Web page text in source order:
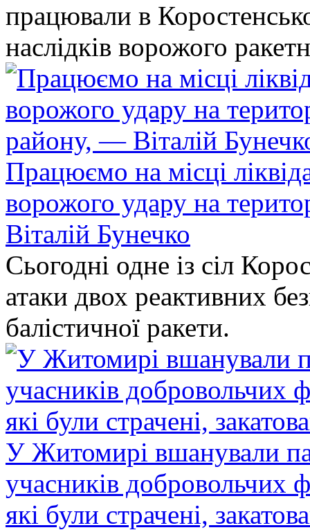
працювали в
наслідків ворожого
Працюємо на місці
ворожого удару на
Віталій Бунечко
Сьогодні одне із сіл
атаки двох реактивних
балістичної ракети.
У Житомирі вшанували
учасників добровольчих
які були страчені,